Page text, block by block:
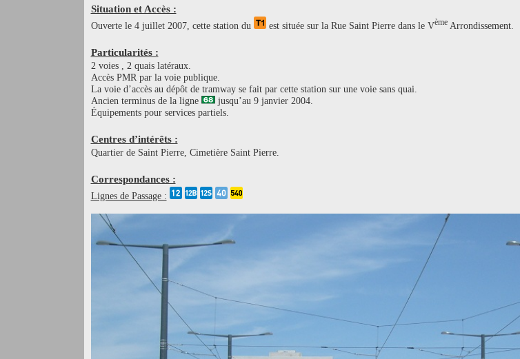
Situation et Accès :
Ouverte le 4 juillet 2007, cette station du est située sur la Rue Saint Pierre dans le VèmeArrondissement.
Particularités :
2 voies , 2 quais latéraux.
Accès PMR par la voie publique.
La voie d’accès au dépôt de tramway se fait par cette station sur une voie sans quai.
Ancien terminus de la ligne
jusqu’au 9 janvier 2004.
Équipements pour services partiels.
Centres d’intérêts :
Quartier de Saint Pierre, Cimetière Saint Pierre.
Correspondances :
Lignes de Passage :